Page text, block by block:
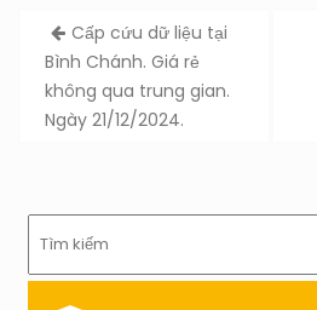
Post
navigation
Cấp cứu dữ liệu tại
Bình Chánh. Giá rẻ
không qua trung gian.
Ngày 21/12/2024.